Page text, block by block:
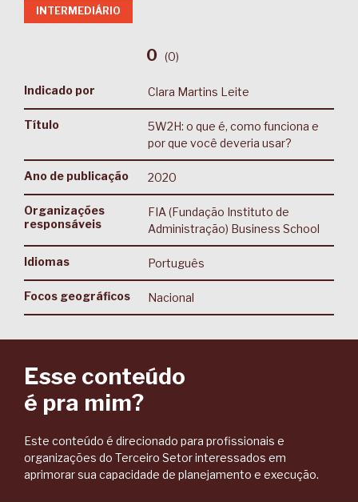
INTERMEDIÁRIO
0 (0)
Indicado por Clara Martins Leite
Título
5W2H: o que é, como funciona e
por que você deveria usar?
Ano de publicação 2020
Organizações
responsáveis
FIA (Fundação Instituto de
Administração) Business School
Idiomas Português
Focos geográficos Nacional
Esse conteúdo
é pra mim?
Este conteúdo é direcionado para profissionais e
organizações do Terceiro Setor interessados em
aprimorar sua capacidade de planejamento e execução.